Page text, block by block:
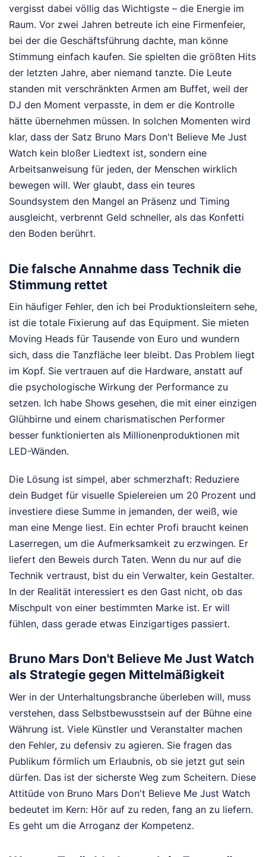
vergisst dabei völlig das Wichtigste – die Energie im
Raum. Vor zwei Jahren betreute ich eine Firmenfeier,
bei der die Geschäftsführung dachte, man könne
Stimmung einfach kaufen. Sie spielten die größten Hits
der letzten Jahre, aber niemand tanzte. Die Leute
standen mit verschränkten Armen am Buffet, weil der
DJ den Moment verpasste, in dem er die Kontrolle
hätte übernehmen müssen. In solchen Momenten wird
klar, dass der Satz Bruno Mars Don't Believe Me Just
Watch kein bloßer Liedtext ist, sondern eine
Arbeitsanweisung für jeden, der Menschen wirklich
bewegen will. Wer glaubt, dass ein teures
Soundsystem den Mangel an Präsenz und Timing
ausgleicht, verbrennt Geld schneller, als das Konfetti
den Boden berührt.
Die falsche Annahme dass Technik die
Stimmung rettet
Ein häufiger Fehler, den ich bei Produktionsleitern sehe,
ist die totale Fixierung auf das Equipment. Sie mieten
Moving Heads für Tausende von Euro und wundern
sich, dass die Tanzfläche leer bleibt. Das Problem liegt
im Kopf. Sie vertrauen auf die Hardware, anstatt auf
die psychologische Wirkung der Performance zu
setzen. Ich habe Shows gesehen, die mit einer einzigen
Glühbirne und einem charismatischen Performer
besser funktionierten als Millionenproduktionen mit
LED-Wänden.
Die Lösung ist simpel, aber schmerzhaft: Reduziere
dein Budget für visuelle Spielereien um 20 Prozent und
investiere diese Summe in jemanden, der weiß, wie
man eine Menge liest. Ein echter Profi braucht keinen
Laserregen, um die Aufmerksamkeit zu erzwingen. Er
liefert den Beweis durch Taten. Wenn du nur auf die
Technik vertraust, bist du ein Verwalter, kein Gestalter.
In der Realität interessiert es den Gast nicht, ob das
Mischpult von einer bestimmten Marke ist. Er will
fühlen, dass gerade etwas Einzigartiges passiert.
Bruno Mars Don't Believe Me Just Watch
als Strategie gegen Mittelmäßigkeit
Wer in der Unterhaltungsbranche überleben will, muss
verstehen, dass Selbstbewusstsein auf der Bühne eine
Währung ist. Viele Künstler und Veranstalter machen
den Fehler, zu defensiv zu agieren. Sie fragen das
Publikum förmlich um Erlaubnis, ob sie jetzt gut sein
dürfen. Das ist der sicherste Weg zum Scheitern. Diese
Attitüde von Bruno Mars Don't Believe Me Just Watch
bedeutet im Kern: Hör auf zu reden, fang an zu liefern.
Es geht um die Arroganz der Kompetenz.